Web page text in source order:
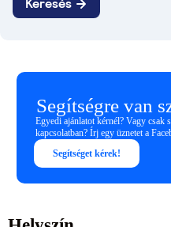
Segítségre van
Egyedi ajánlatot kérnél? Vagy csak
kapcsolatban? Írj egy üznetet a
Segítséget kérek!